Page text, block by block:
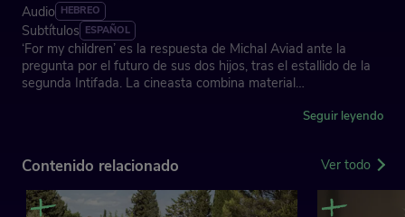
Audio HEBREO
Subtítulos ESPAÑOL
‘For my children’ es la respuesta de Michal Aviad ante la
pregunta por el futuro de sus dos hijos, tras el estallido de la
segunda Intifada. La cineasta combina material
doméstico propio y archivo de carácter público, para crear una
intergeneracional que refleja el filme, con los abuelos. que
Seguir leyendo
Contenido relacionado Ver todo